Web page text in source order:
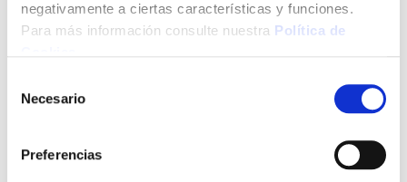
negativamente a ciertas características y funciones.
Para más información consulte nuestra Política de
Necesario
Preferencias
Click&Collect - Recogida gratis
en nuestras tiendas
Envío a domicilio:
5 días hábiles
+ INFO